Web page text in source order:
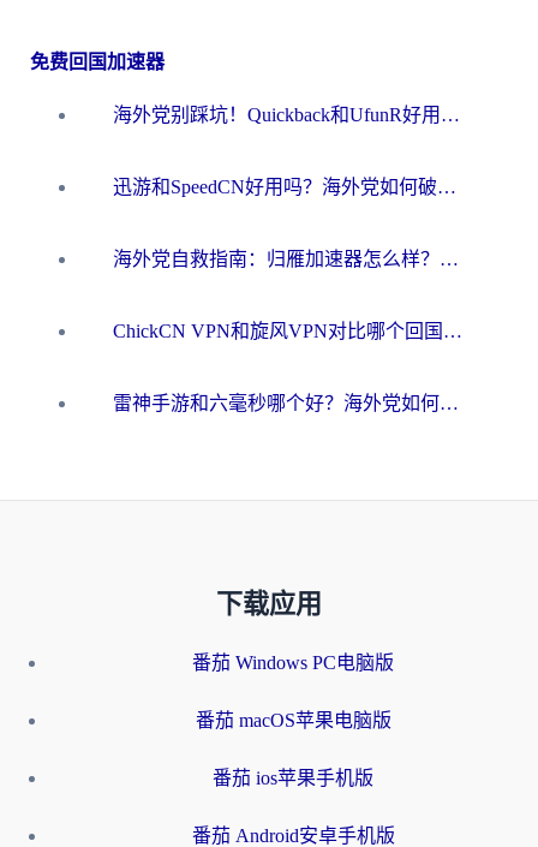
免费回国加速器
海外党别踩坑！Quickback和UfunR好用吗？选对回国加速器才能无缝刷国内资源
迅游和SpeedCN好用吗？海外党如何破解那道看不见的墙
海外党自救指南：归雁加速器怎么样？教你避开坑实现国内资源无缝访问
ChickCN VPN和旋风VPN对比哪个回国效果更好？海外用户的选择困境与出路
雷神手游和六毫秒哪个好？海外党如何真正解锁国内资源
下载应用
番茄 Windows PC电脑版
番茄 macOS苹果电脑版
番茄 ios苹果手机版
番茄 Android安卓手机版